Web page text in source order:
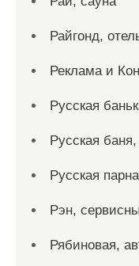
Райгонд,
Реклама и
Русская
Русская
Русская
Рэн,
Рябиновая,